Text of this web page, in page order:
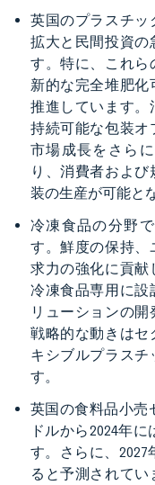
英国のプラスチッ
拡大と民間投資の
す。特に、これら
新的な完全堆肥
推進しています。
持続可能な包装オ
市場成長をさら
り、消費者およ
装の生産が可能と
冷凍食品の分野
す。鮮度の保持、
求力の強化に貢献
冷凍食品専用に設
リューションの
戦略的な動きはセ
キシブルプラスチ
す。
英国の食料品小売
ドルから2024年
す。さらに、2027
ると予測されてい